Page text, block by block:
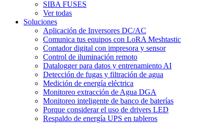
SIBA FUSES
Ver todas
Soluciones
Aplicación de Inversores DC/AC
Comunica tus equipos con LoRA Meshtastic
Contador digital con impresora y sensor
Control de iluminación remoto
Datalogger para datos y entrenamiento AI
Detección de fugas y filtración de agua
Medición de energía eléctrica
Monitoreo extracción de Agua DGA
Monitoreo inteligente de banco de baterías
Porque considerar el uso de drivers LED
Respaldo de energía UPS en tableros